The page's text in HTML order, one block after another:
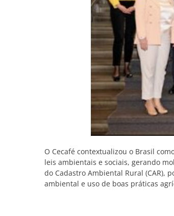
O Cecafé contextualizou o Brasil
leis ambientais e sociais, gerando
do Cadastro Ambiental Rural (CAR),
ambiental e uso de boas práticas